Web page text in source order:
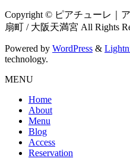
Copyright © ピアチューレ｜
扇町 / 大阪天満宮 All Rights
Powered by WordPress &
technology.
MENU
Home
About
Menu
Blog
Access
Reservation